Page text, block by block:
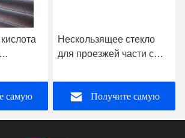
самую
Нескользящее стекло
для проезжей части с
для пола
Получите самую